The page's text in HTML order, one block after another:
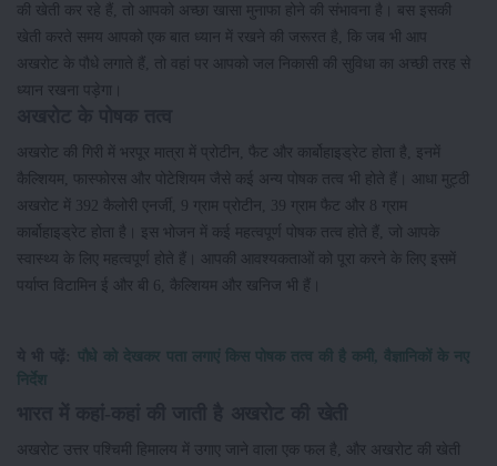
की खेती कर रहे हैं, तो आपको अच्छा खासा मुनाफा होने की संभावना है। बस इसकी
खेती करते समय आपको एक बात ध्यान में रखने की जरूरत है, कि जब भी आप
अखरोट के पौधे लगाते हैं, तो वहां पर आपको जल निकासी की सुविधा का अच्छी तरह से
ध्यान रखना पड़ेगा।
अखरोट की गिरी में भरपूर मात्रा में प्रोटीन, फैट और कार्बोहाइड्रेट होता है, इनमें
कैल्शियम, फास्फोरस और पोटेशियम जैसे कई अन्य पोषक तत्व भी होते हैं। आधा मुट्ठी
अखरोट में 392 कैलोरी एनर्जी, 9 ग्राम प्रोटीन, 39 ग्राम फैट और 8 ग्राम
कार्बोहाइड्रेट होता है। इस भोजन में कई महत्वपूर्ण पोषक तत्व होते हैं, जो आपके
स्वास्थ्य के लिए महत्वपूर्ण होते हैं। आपकी आवश्यकताओं को पूरा करने के लिए इसमें
पर्याप्त विटामिन ई और बी 6, कैल्शियम और खनिज भी हैं।
पौधे को देखकर पता लगाएं किस पोषक तत्व की है कमी, वैज्ञानिकों के नए
निर्देश
अखरोट उत्तर पश्चिमी हिमालय में उगाए जाने वाला एक फल है, और अखरोट की खेती